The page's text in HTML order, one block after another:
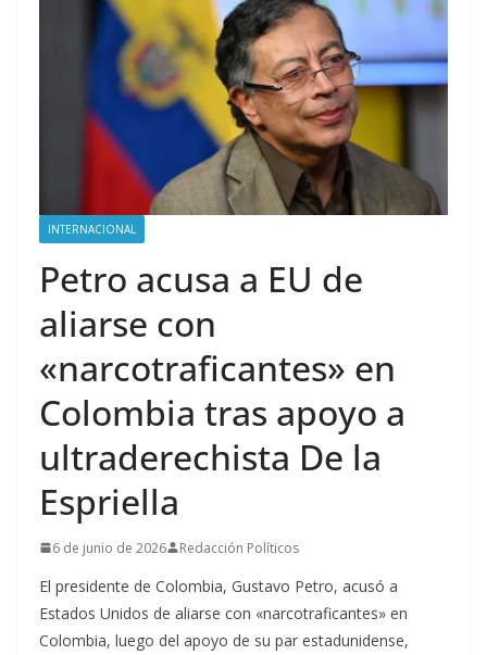
INTERNACIONAL
Petro acusa a EU de
aliarse con
«narcotraficantes» en
Colombia tras apoyo a
ultraderechista De la
Espriella
6 de junio de 2026 Redacción Políticos
El presidente de Colombia, Gustavo Petro, acusó a
Estados Unidos de aliarse con «narcotraficantes» en
Colombia, luego del apoyo de su par estadunidense,